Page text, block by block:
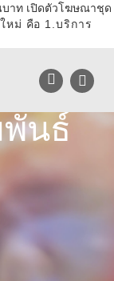
าท เปิดตัวโฆษณาชุด
หม่ คือ 1.บริการ
TH EN
นธ์